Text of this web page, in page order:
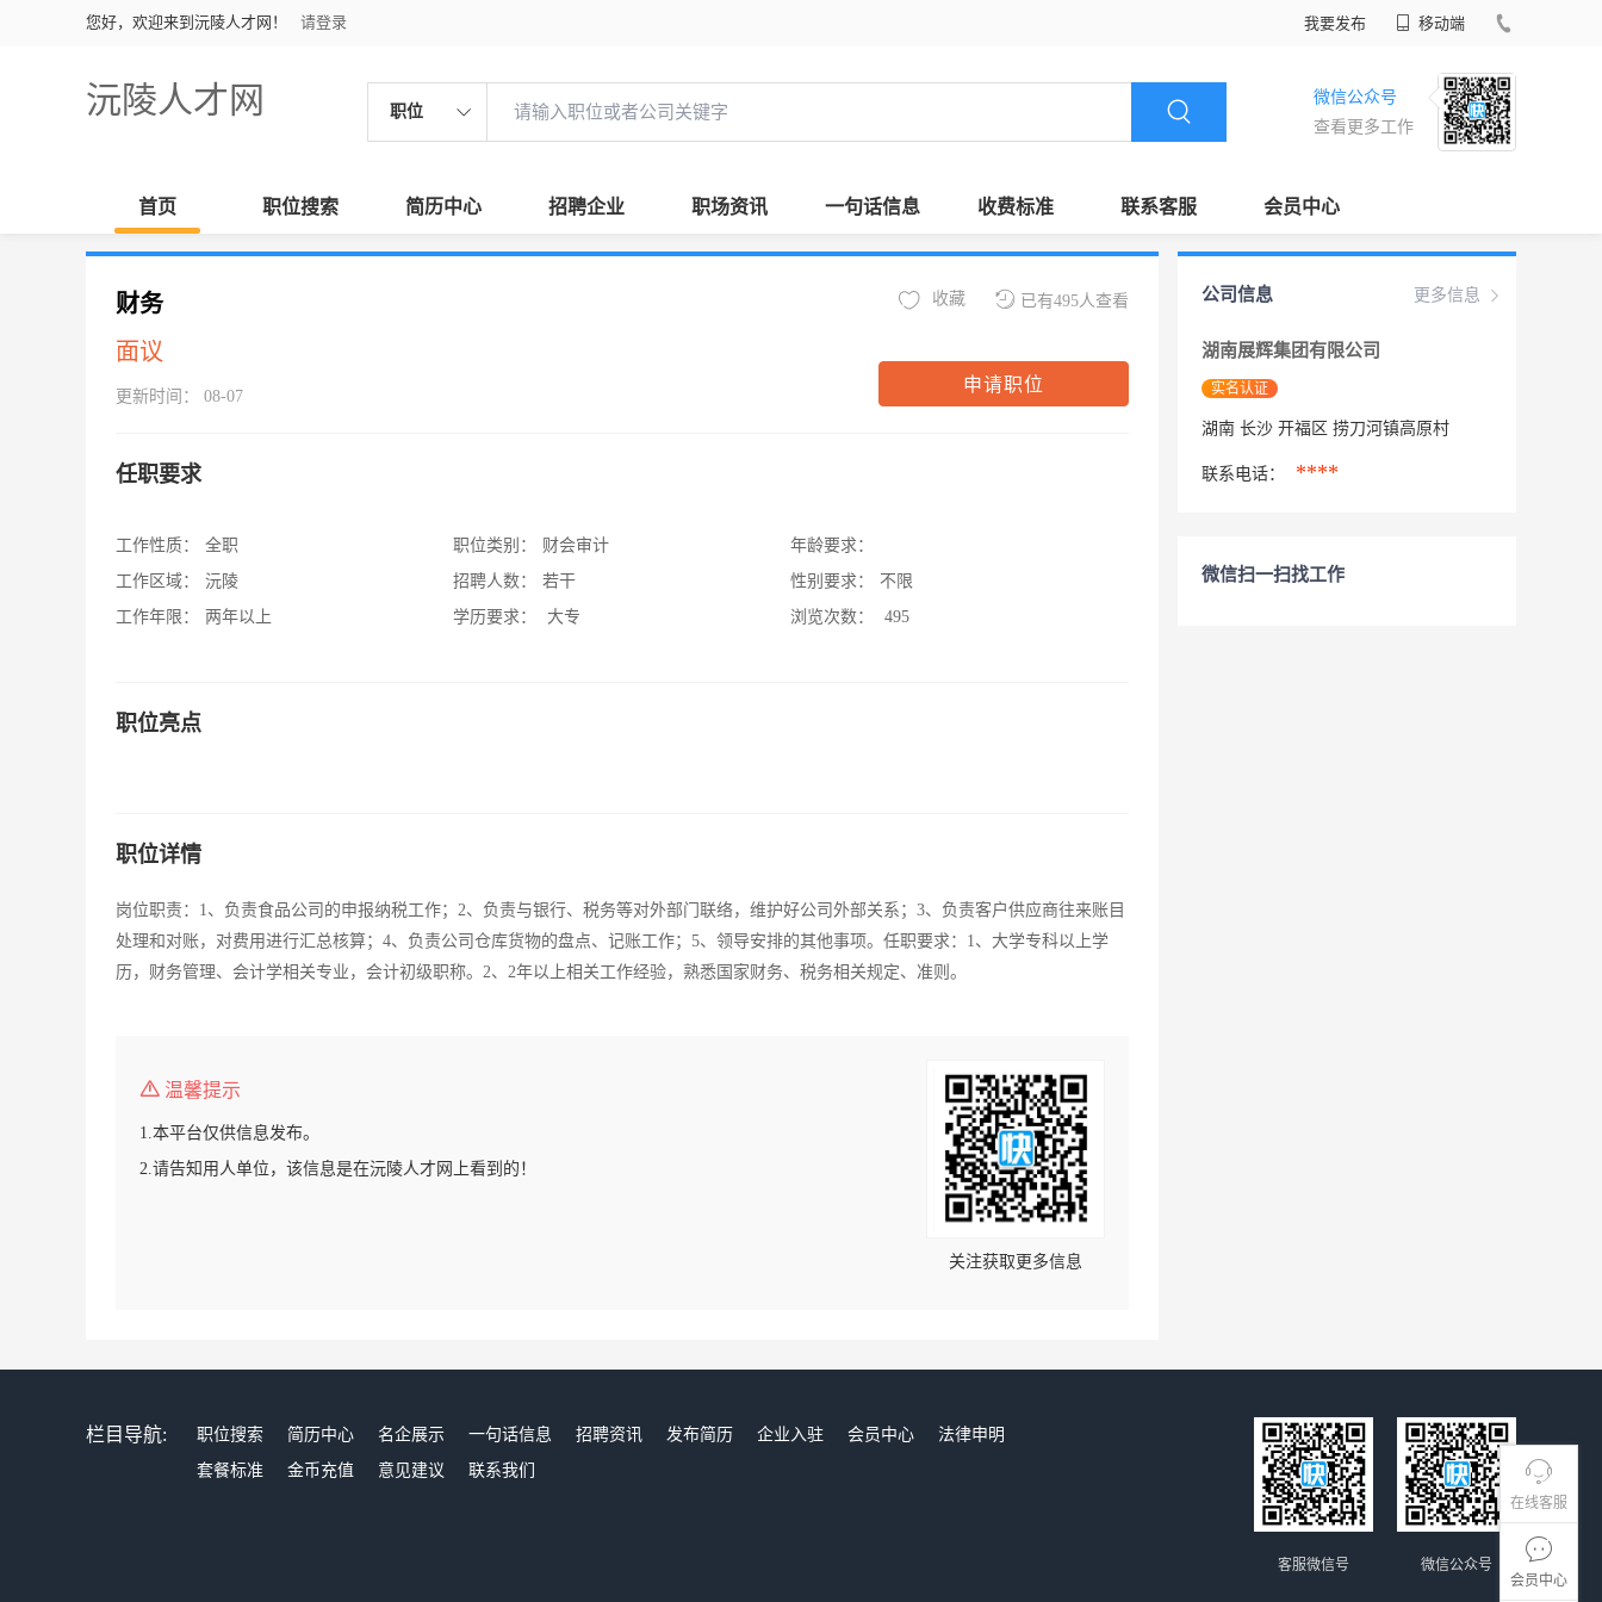
您好，欢迎来到沅陵人才网！ 请登录 我要发布 移动端
沅陵人才网 职位
微信公众号
查看更多工作
首页 职位搜索 简历中心 招聘企业 职场资讯 一句话信息 收费标准 联系客服 会员中心
在线客服
会员中心
财务
面议
更新时间： 08-07
已有495人查看
收藏
申请职位
任职要求
工作性质：
全职
工作区域：
沅陵
工作年限：
两年以上
职位类别：
财会审计
招聘人数：
若干
学历要求：
大专
年龄要求：
性别要求：
不限
浏览次数：
495
职位亮点
职位详情
岗位职责：1、负责食品公司的申报纳税工作；2、负责与银行、税务等对外部门联络，维护好公司外部关系；3、负责客户供应商往来账目
处理和对账，对费用进行汇总核算；4、负责公司仓库货物的盘点、记账工作；5、领导安排的其他事项。任职要求：1、大学专科以上学
历，财务管理、会计学相关专业，会计初级职称。2、2年以上相关工作经验，熟悉国家财务、税务相关规定、准则。
温馨提示
1.本平台仅供信息发布。
2.请告知用人单位，该信息是在沅陵人才网上看到的！
关注获取更多信息
更多信息
公司信息
湖南展辉集团有限公司
实名认证
湖南 长沙 开福区 捞刀河镇高原村
联系电话： ****
微信扫一扫找工作
栏目导航: 职位搜索 简历中心 名企展示 一句话信息 招聘资讯 发布简历 企业入驻 会员中心
法律申明
套餐标准
金币充值 意见建议 联系我们
微信公众号
客服微信号